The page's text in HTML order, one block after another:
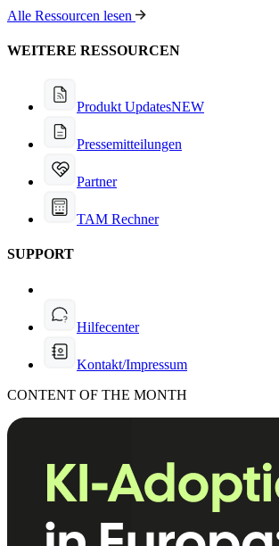
Alle Ressourcen lesen
WEITERE RESSOURCEN
Produkt UpdatesNEW
Pressemitteilungen
Partner
TAM Rechner
SUPPORT
Hilfecenter
Kontakt/Impressum
CONTENT OF THE MONTH